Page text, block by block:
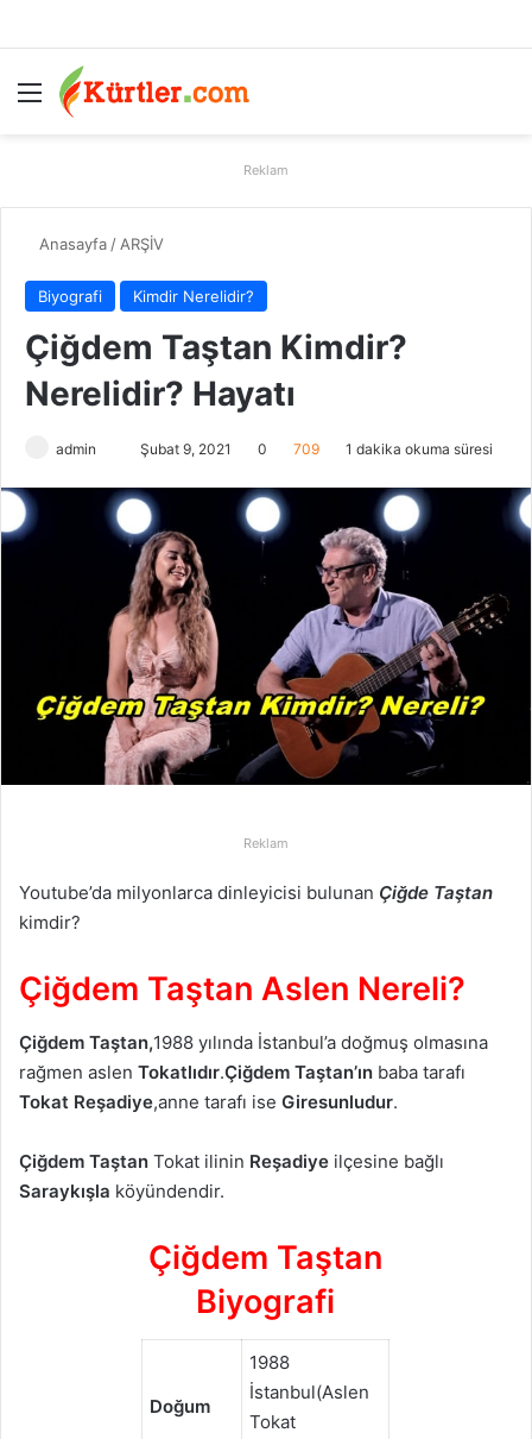
Menü
Reklam
Anasayfa / ARŞİV
Biyografi Kimdir Nerelidir?
Çiğdem Taştan Kimdir?
Nerelidir? Hayatı
admin
r
e
o
s
t
a
g
ö
n
m
Şubat 9, 2021 0 709 1 dakika okuma süresi
Reklam
Youtube’da milyonlarca dinleyicisi bulunan Çiğde Taştan
kimdir?
Çiğdem Taştan Aslen Nereli?
Çiğdem Taştan,1988 yılında İstanbul’a doğmuş olmasına
rağmen aslen Tokatlıdır.Çiğdem Taştan’ın baba tarafı
Tokat Reşadiye,anne tarafı ise Giresunludur.
Çiğdem Taştan Tokat ilinin Reşadiye ilçesine bağlı
Saraykışla köyündendir.
Çiğdem Taştan
Biyografi
Doğum
1988
İstanbul(Aslen
Tokat